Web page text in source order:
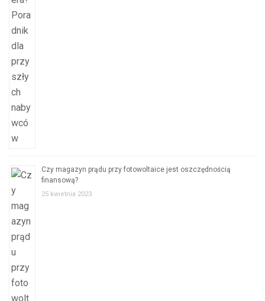
Czy magazyn prądu przy fotowoltaice jest oszczędnością
finansową?
25 kwietnia 2023